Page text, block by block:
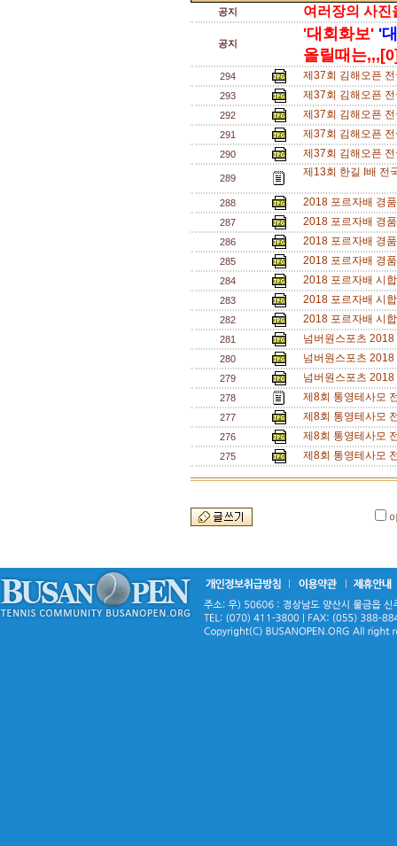
공지 여러장의 사진
공지
'대회화보' '
올릴때는
294 제37회 김해오픈
293 제37회 김해오픈
292 제37회 김해오픈
291 제37회 김해오픈
290 제37회 김해오픈
289 제13회 한길 I배 전
288 2018 포르자배 경
287 2018 포르자배 경
286 2018 포르자배 경
285 2018 포르자배 경
284 2018 포르자배 시
283 2018 포르자배 시
282 2018 포르자배 시
281 넘버원스포츠
280 넘버원스포츠
279 넘버원스포츠
278 제8회 통영테사모
277 제8회 통영테사모
276 제8회 통영테사모
275 제8회 통영테사모